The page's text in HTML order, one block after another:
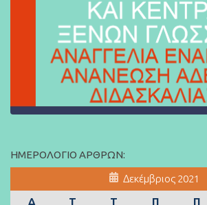
ΗΜΕΡΟΛΌΓΙΟ ΆΡΘΡΩΝ:
Δεκέμβριος 2021
Δ
Τ Τ Π Π